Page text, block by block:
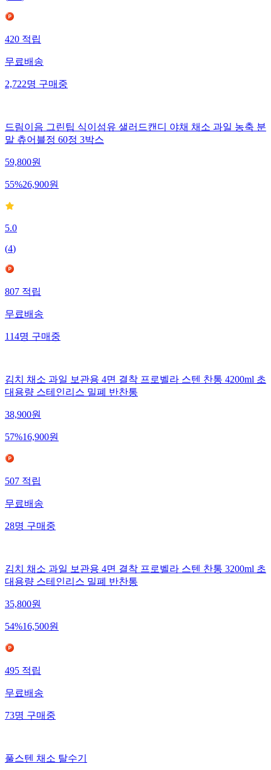
420 적립
무료배송
2,722명 구매중
드림이음 그린팁 식이섬유 샐러드캔디 야채 채소 과일 농축 분
말 츄어블정 60정 3박스
59,800원
55%26,900원
5.0
(4)
807 적립
무료배송
114명 구매중
김치 채소 과일 보관용 4면 결착 프로벨라 스텐 찬통 4200ml 초
대용량 스테인리스 밀폐 반찬통
38,900원
57%16,900원
507적립
무료배송
28명구매중
김치 채소 과일 보관용 4면 결착 프로벨라 스텐 찬통 3200ml 초
대용량 스테인리스 밀폐 반찬통
35,800원
54%16,500원
495적립
무료배송
73명구매중
풀스텐 채소 탈수기